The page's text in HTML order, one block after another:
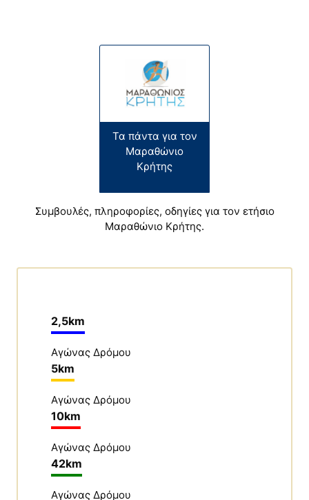
Μάθε περισσότερα
Προληπτικά μέτρα για την Ευλογιά των
ΑΠΑΛΛΟΤΡΙΩΣΗ ΓΙΑ ΤΗΝ ΚΑΤΑΣΚΕΥΗ ΤΟΥ
ΟΔΙΚΟΥ ΑΞΟΝΑ “ΒΟΡΕΙΟΣ ΟΔΙΚΟΣ ΑΞΟΝΑΣ
Μάθε περισσότερα
ΑΠΟΚΟΡΩΝΟΥ
02/06/2025
«Ο Αποκόρωνας απέδειξε ότι η αλληλεγγύη
07/08/2026
Τα πάντα για τον
Μαραθώνιο
Κρήτης
Συμβουλές, πληροφορίες, οδηγίες για τον ετήσιο
Μαραθώνιο Κρήτης.
2,5km
Αγώνας Δρόμου
5km
Αγώνας Δρόμου
10km
Αγώνας Δρόμου
42km
Αγώνας Δρόμου